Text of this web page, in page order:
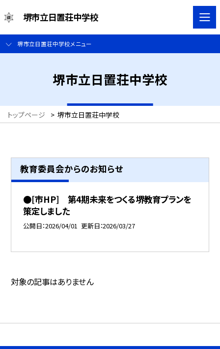
堺市立日置荘中学校
堺市立日置荘中学校メニュー
堺市立日置荘中学校
トップページ > 堺市立日置荘中学校
教育委員会からのお知らせ
●[市HP] 第4期未来をつくる堺教育プランを
策定しました
公開日 2026/04/01 更新日 2026/03/27
対象の記事はありません